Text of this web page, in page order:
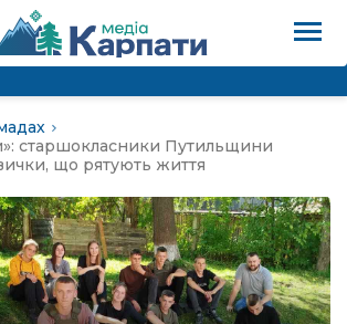
гірського
старшокласники Путильщини
що рятують життя